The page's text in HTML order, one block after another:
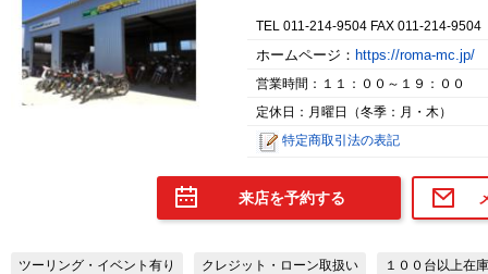
TEL 011-214-9504 FAX 011-214-9504
ホームページ： https://roma-mc.jp/
営業時間：１１：００～１９：００
定休日：月曜日（冬季：月・木）
特定商取引法の表記
来店を予約する
ツーリング・イベント有り クレジット・ローン取扱い １００台以上在